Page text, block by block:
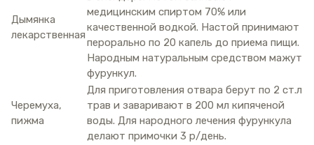
Дымянка
лекарственная
медицинским спиртом 70% или
качественной водкой. Настой принимают
перорально по 20 капель до приема пищи.
Народным натуральным средством мажут
фурункул.
Черемуха,
пижма
Для приготовления отвара берут по 2 ст.л
трав и заваривают в 200 мл кипяченой
воды. Для народного лечения фурункула
делают примочки 3 р/день.